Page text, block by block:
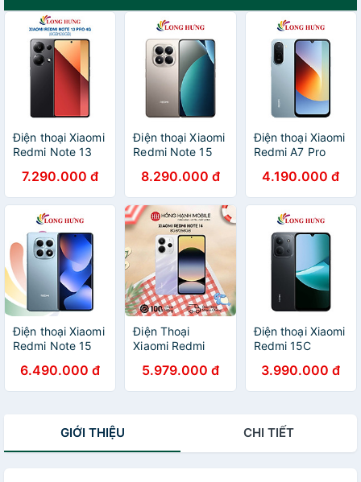
Điện thoại Xiaomi
Redmi Note 13
(8GB/128GB) -
Hàng chính hãng
7.290.000 đ
Điện thoại Xiaomi
Redmi Note 15
(12GB/256GB) -
Hàng chính hãng
8.290.000 đ
Điện thoại Xiaomi
Redmi A7 Pro
Hàng chính hãng
4.190.000 đ
Điện thoại Xiaomi
Redmi Note 15
Hàng chính hãng
6.490.000 đ
Điện Thoại
Xiaomi Redmi
8GB/256GB -
Hàng Chính Hãng
5.979.000 đ
Điện thoại Xiaomi
Redmi 15C
Hàng chính hãng
3.990.000 đ
GIỚI THIỆU CHI TIẾT